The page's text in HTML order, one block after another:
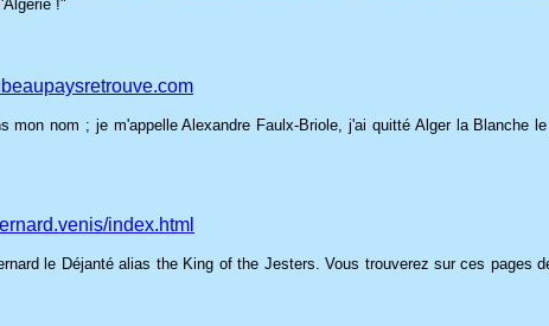
!"
nom ; je m'appelle Alexandre Faulx-Briole, j'ai quitté Alger la
index.html
le Déjanté alias the King of the Jesters. Vous trouverez sur ces